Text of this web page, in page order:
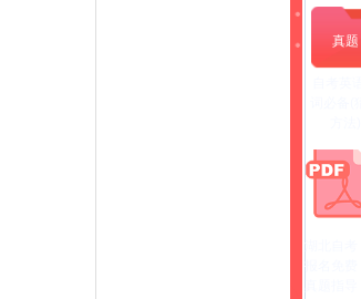
真题
报名免费